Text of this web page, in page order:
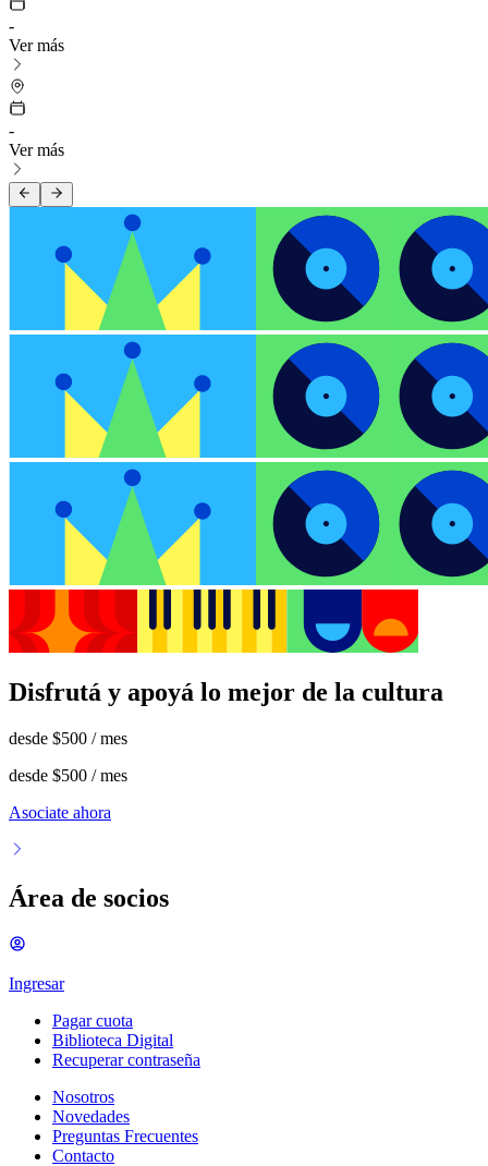
-
Ver más
-
Ver más
Disfrutá y apoyá lo mejor de la cultura
desde $500 / mes
desde $500 / mes
Asociate ahora
Área de socios
Ingresar
Pagar cuota
Biblioteca Digital
Recuperar contraseña
Nosotros
Novedades
Preguntas Frecuentes
Contacto